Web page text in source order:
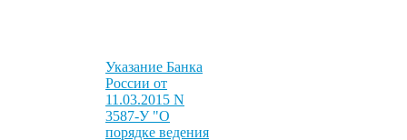
Указание Банка
России от
11.03.2015 N
3587-У "О
порядке ведения